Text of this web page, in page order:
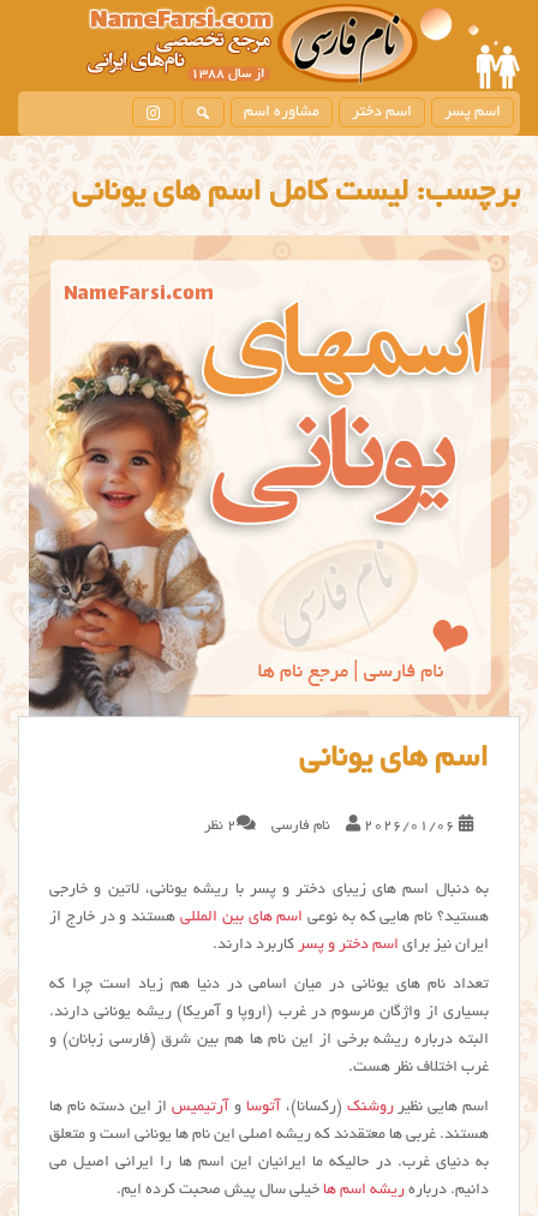
m
i
c
n
t
اسم پسر اسم دختر مشاوره اسم
برچسب:ليست كامل اسم هاي يوناني
اسم های یونانی
2026/01/06 نام فارسی 2 نظر
به دنبال اسم های زیبای دختر و پسر با ریشه یونانی، لاتین و خارجی
هستید؟ نام هایی که به نوعی اسم های بین المللی هستند و در خارج از
ایران نیز برای اسم دختر و پسر کاربرد دارند.
تعداد نام های یونانی در میان اسامی در دنیا هم زیاد است چرا که
بسیاری از واژگان مرسوم در غرب (اروپا و آمریکا) ریشه یونانی دارند.
البته درباره ریشه برخی از این نام ها هم بین شرق (فارسی زبانان) و
غرب اختلاف نظر هست.
اسم هایی نظیرروشنک (رکسانا)، آتوسا و آرتیمیساز این دسته نام ها
هستند. غربی ها معتقدند که ریشه اصلی این نام ها یونانی است و متعلق
به دنیای غرب. در حالیکه ما ایرانیان این اسم ها را ایرانی اصیل می
دانیم. درباره ریشه اسم ها خیلی سال پیش صحبت کرده ایم.